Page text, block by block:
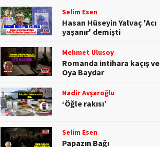
Selim Esen
Hasan Hüseyin Yalvaç 'Acı
yaşanır' demişti
Mehmet Ulusoy
Romanda intihara kaçış ve
Oya Baydar
Nadir Avşaroğlu
‘Öğle rakısı’
Selim Esen
Papazın Bağı